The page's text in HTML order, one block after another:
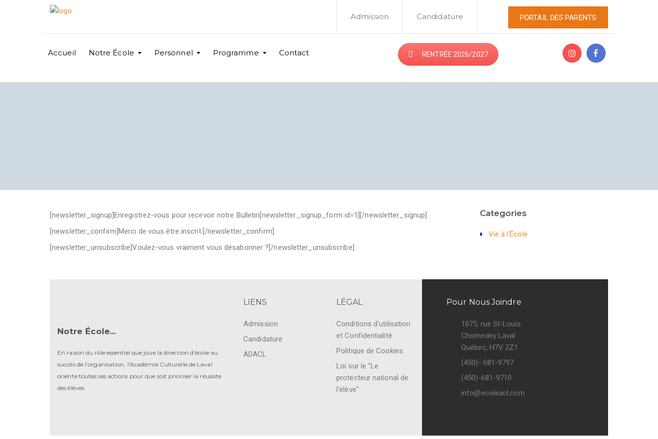
PORTAIL DES PARENTS
Admission Candidature
Accueil Notre École Personnel Programme Contact RENTRÉE 2026/2027
[newsletter_signup]Enregistrez-vous pour recevoir notre Bulletin[newsletter_signup_form id=1][/newsletter_signup]
[newsletter_confirm]Merci de vous être inscrit.[/newsletter_confirm]
[newsletter_unsubscribe]Voulez-vous vraiment vous désabonner ?[/newsletter_unsubscribe]
Categories
Vie à l'École
Notre École...
En raison du rôle essentiel que joue la direction d’école au
succès de l’organisation, l'Académie Culturelle de Laval
oriente toutes ses actions pour que soit prioriser la réussite
des élèves.
LIENS
Admission
Candidature
ADACL
LÉGAL
Conditions d'utilisation
et Confidentialité
Politique de Cookies
Loi sur le "Le
protecteur national de
l'élève"
Pour Nous Joindre
1075, rue St-Louis
Chomedey Laval
Québec, H7V 2Z1
(450)- 681-9797
(450)-681-9710
info@ecoleacl.com